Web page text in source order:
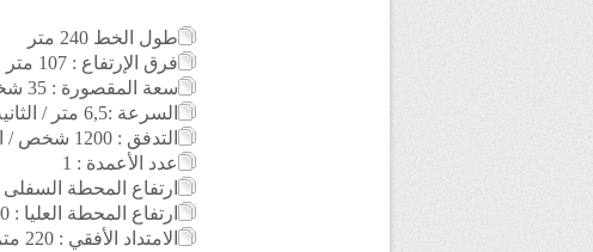
طول الخط 240 متر
فرق الإرتفاع : 107 متر
سعة المقصورة : 35 شخص
السرعة :6,5 متر / الثانية
التدفق : 1200
شخص /
عدد الأعمدة : 1
ارتفاع المحطة السفلى : 23
ارتفاع المحطة العليا : 130 متر
الامتداد الأفقي : 220 متر